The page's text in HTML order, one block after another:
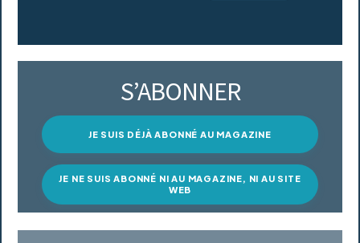
S’ABONNER
JE SUIS DÉJÀ ABONNÉ AU MAGAZINE
JE NE SUIS ABONNÉ NI AU MAGAZINE, NI AU SITE
WEB